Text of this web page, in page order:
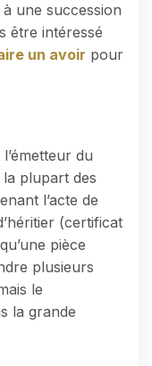
une succession
être intéressé
un avoir pour
du
plupart des
l’acte de
(certificat
pièce
plusieurs
le
la grande